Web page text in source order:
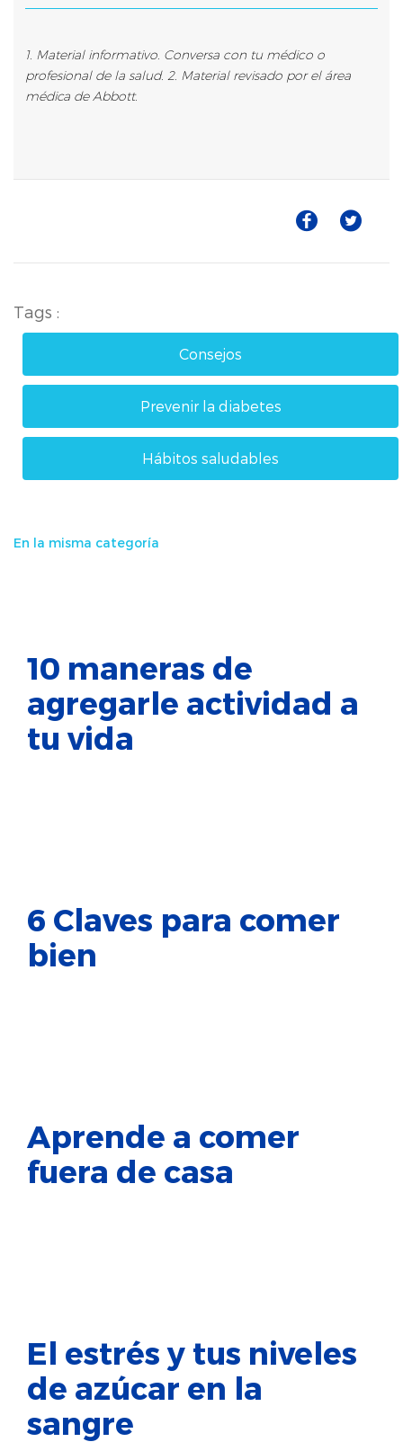
1. Material informativo. Conversa con tu médico o
profesional de la salud. 2. Material revisado por el área
médica de Abbott.
Tags :
Consejos
Prevenir la diabetes
Hábitos saludables
En la misma categoría
10 maneras de
agregarle actividad a
tu vida
6 Claves para comer
bien
Aprende a comer
fuera de casa
El estrés y tus niveles
de azúcar en la
sangre